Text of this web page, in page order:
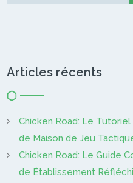
Articles récents
Chicken Road: Le
de Maison de Jeu
Chicken Road: Le Guide
de Établissement Réfléchi